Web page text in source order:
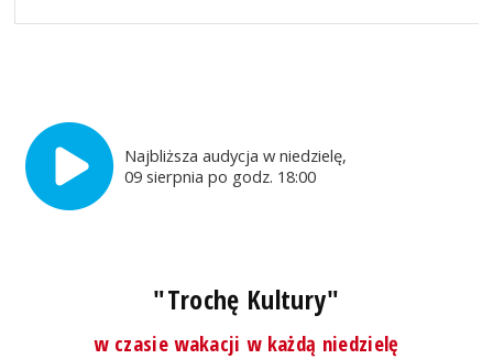
Najbliższa audycja w niedzielę,
09 sierpnia po godz. 18:00
"Trochę Kultury"
w czasie wakacji w każdą niedzielę